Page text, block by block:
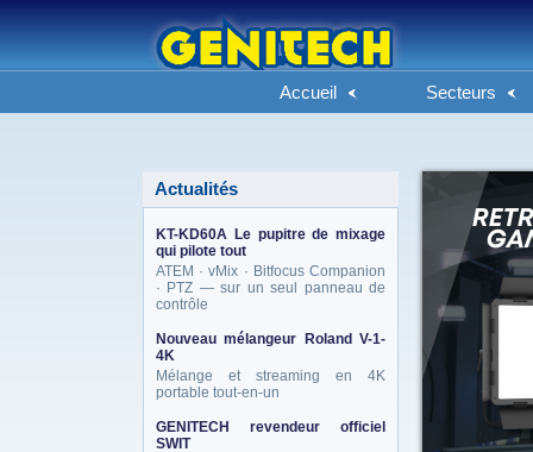
Accueil Secteurs
Actualités
KT-KD60A Le pupitre de mixage
qui pilote tout
ATEM · vMix · Bitfocus Companion
· PTZ — sur un seul panneau de
contrôle
Nouveau mélangeur Roland V-1-
4K
Mélange et streaming en 4K
portable tout-en-un
GENITECH revendeur officiel
SWIT